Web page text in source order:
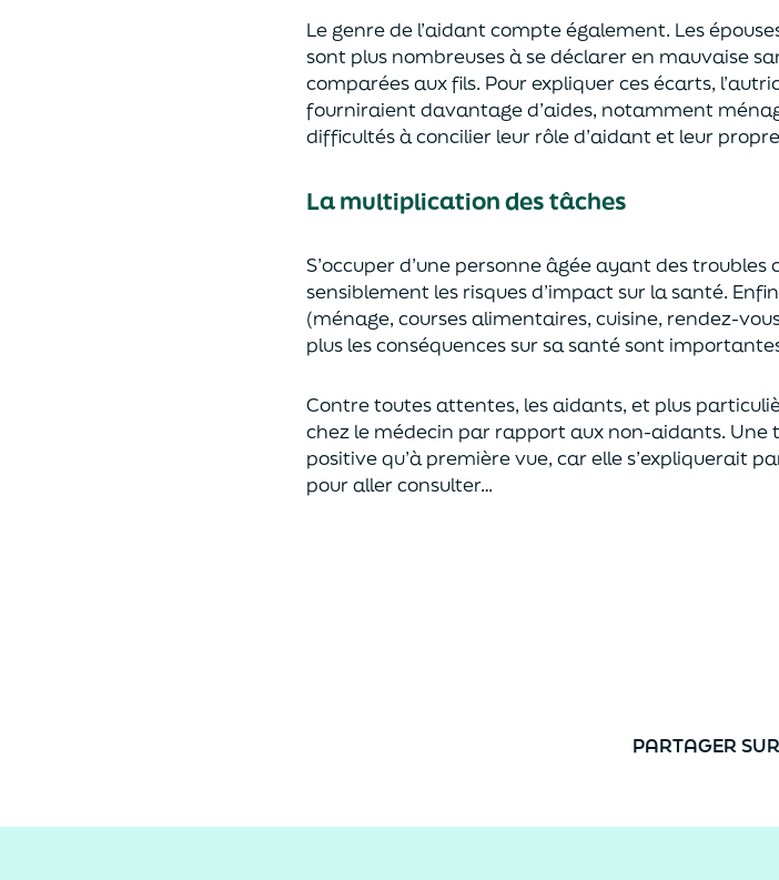
Le genre de l’aidantcompte également. Les
sont plus nombreuses àse déclareren mauvaise
comparées auxfils. Pour expliquer ces écarts,
fourniraient davantage d’aides, notamment
difficultésà concilier leur rôle d’aidantet leur
La multiplication des tâches
S’occuper d’une personne âgéeayant des troubles
sensiblement les risquesd’impact sur la santé.
(ménage, courses alimentaires, cuisine, rendez-
plus les conséquences sur sa santé sont
Contre toutes attentes, lesaidants, et plus
chez le médecin par rapport aux non-aidants. Une
positivequ’à première vue, car elle s’expliquerait
pour aller consulter…
PARTAGER SUR